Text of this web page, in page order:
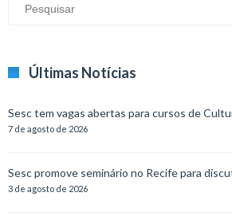
Últimas Notícias
Sesc tem vagas abertas para cursos de
7 de agosto de 2026
Sesc promove seminário no Recife para
3 de agosto de 2026